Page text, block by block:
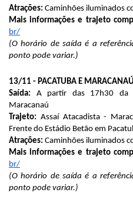
Atrações: Caminhões iluminados
Mais informações e trajeto
br/
(O horário de saída é a
ponto pode variar.)
13/11 - PACATUBA E MARACANAÚ
Saída: A partir das 17h30 da
Maracanaú
Trajeto: Assaí Atacadista -
Frente do Estádio Betão em
Atrações: Caminhões iluminados
Mais informações e trajeto
br/
(O horário de saída é a
ponto pode variar.)